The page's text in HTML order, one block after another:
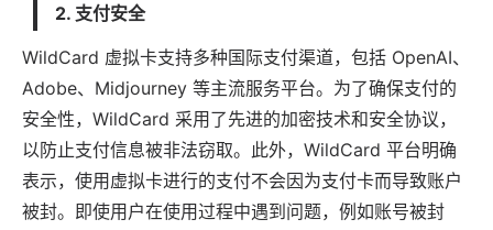
2. 支付安全
WildCard 虚拟卡支持多种国际支付渠道，包括 OpenAI、
Adobe、Midjourney 等主流服务平台。为了确保支付的
安全性，WildCard 采用了先进的加密技术和安全协议，
以防止支付信息被非法窃取。此外，WildCard 平台明确
表示，使用 虚拟卡进行的支付不会因为支付卡而导致账户
被封。即使用户在使用过程中遇到问题，例如账号被封